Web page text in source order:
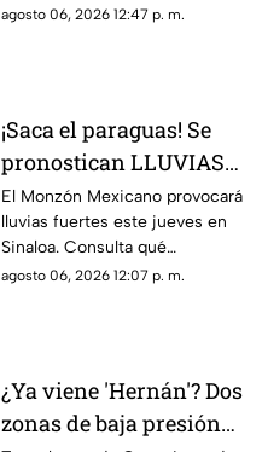
de calle en Tonalá, Jalisco,
agosto 06, 2026 12:47 p. m.
¡Saca el paraguas! Se
pronostican LLUVIAS
FUERTES la tarde HOY
en estos municipios de
Sinaloa
El Monzón Mexicano provocará
lluvias fuertes este jueves en
Sinaloa. Consulta qué
municipios podrían registrar
agosto 06, 2026 12:07 p. m.
¿Ya viene 'Hernán'? Dos
zonas de baja presión